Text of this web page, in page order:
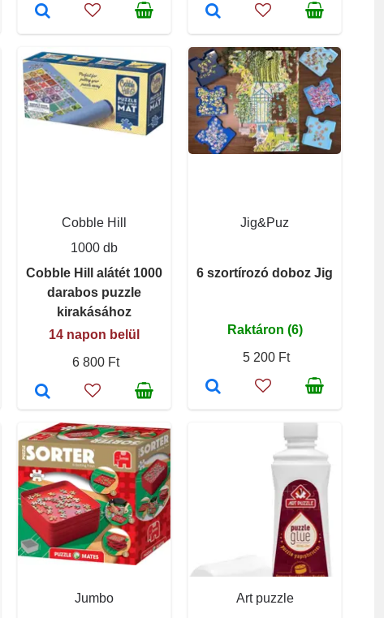
Cobble Hill
1000 db
Cobble Hill alátét 1000
darabos puzzle
kirakásához
14 napon belül
6 800 Ft
Jig&Puz
6 szortírozó doboz Jig
Raktáron (6)
5 200 Ft
Jumbo Art puzzle